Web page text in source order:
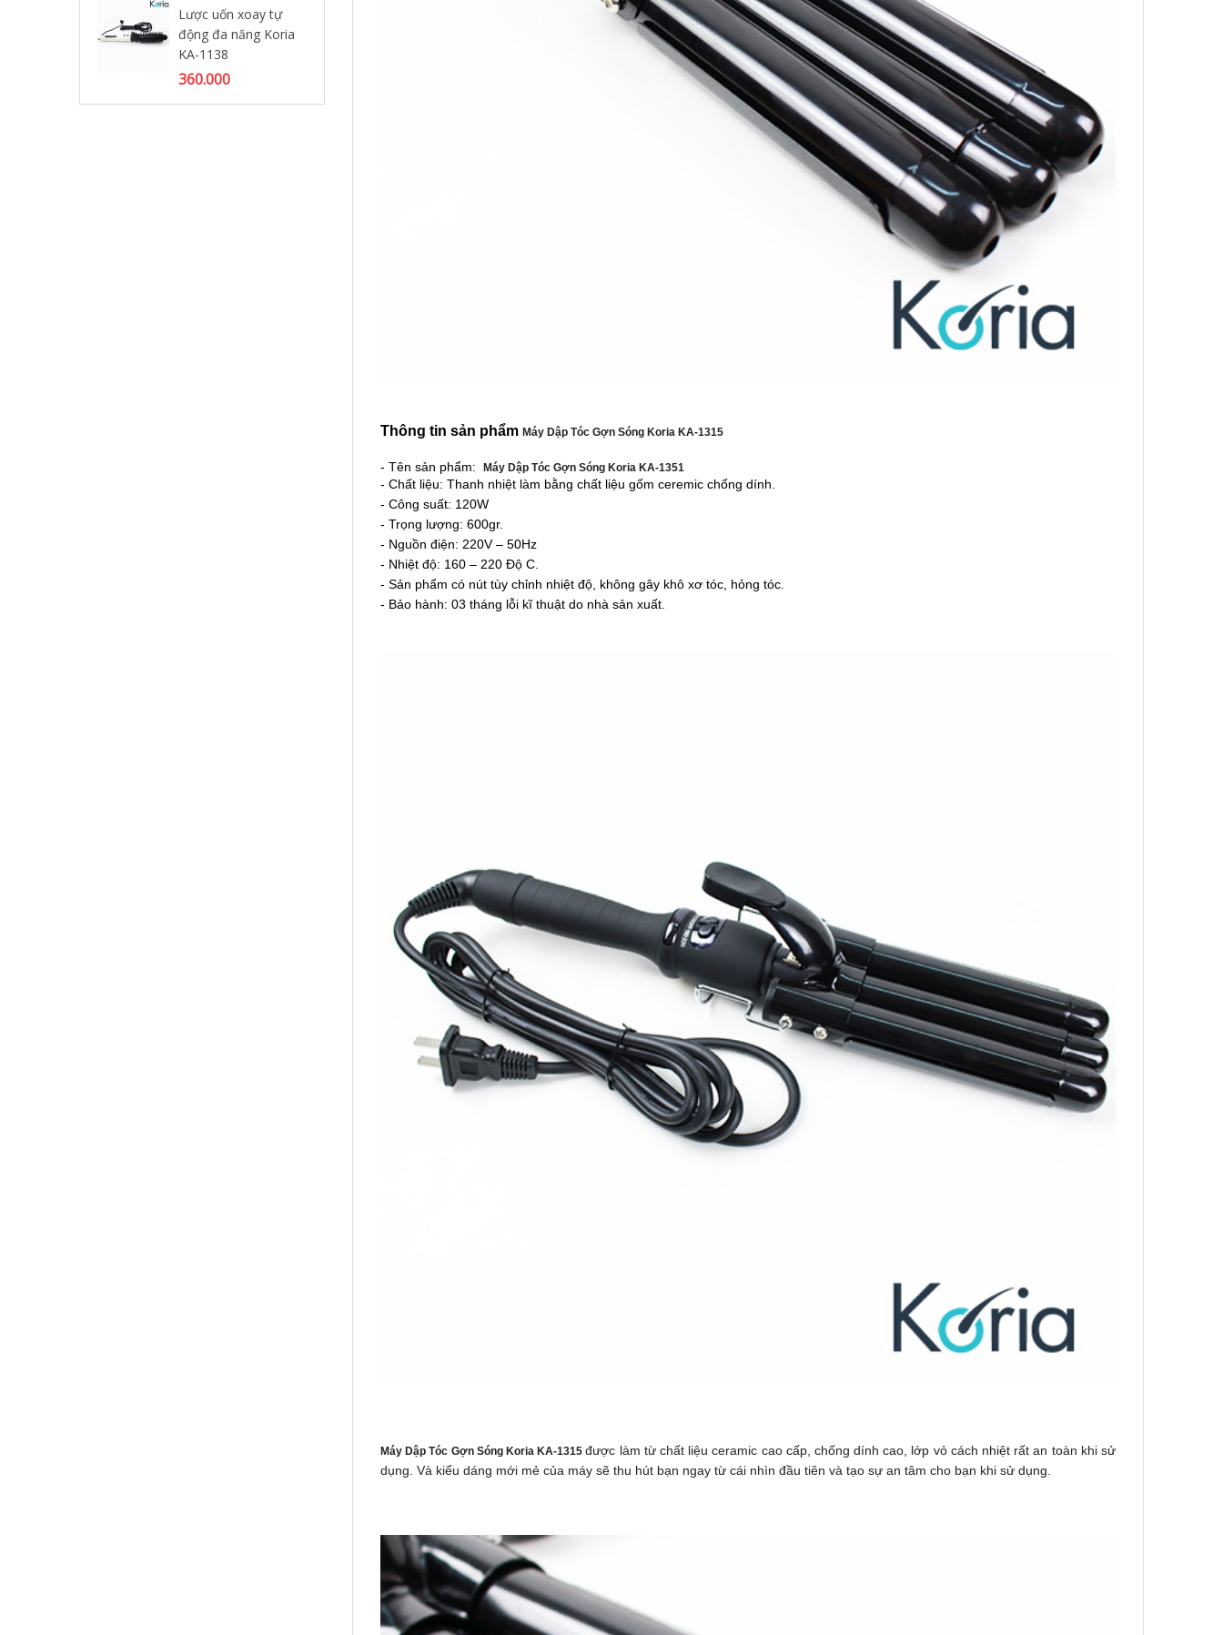
Lược uốn xoay tự
động đa năng Koria
KA-1138
360.000
Thông tin sản phẩm Máy Dập Tóc Gợn Sóng Koria KA-1315
- Tên sản phẩm: Máy Dập Tóc Gợn Sóng Koria KA-1351
- Chất liệu: Thanh nhiệt làm bằng chất liệu gốm ceremic chống dính.
- Công suất: 120W
- Trọng lượng: 600gr.
- Nguồn điện: 220V – 50Hz
- Nhiệt độ: 160 – 220 Độ C.
- Sản phẩm có nút tùy chỉnh nhiệt độ, không gây khô xơ tóc, hỏng tóc.
- Bảo hành: 03 tháng lỗi kĩ thuật do nhà sản xuất.
Máy Dập Tóc Gợn Sóng Koria KA-1315được làm từ chất liệu ceramic cao cấp, chống dính cao, lớp vỏ cách nhiệt rất an toàn khi sử
dụng. Và kiểu dáng mới mẻ của máy sẽ thu hút bạn ngay từ cái nhìn đầu tiên và tạo sự an tâm cho bạn khi sử dụng.